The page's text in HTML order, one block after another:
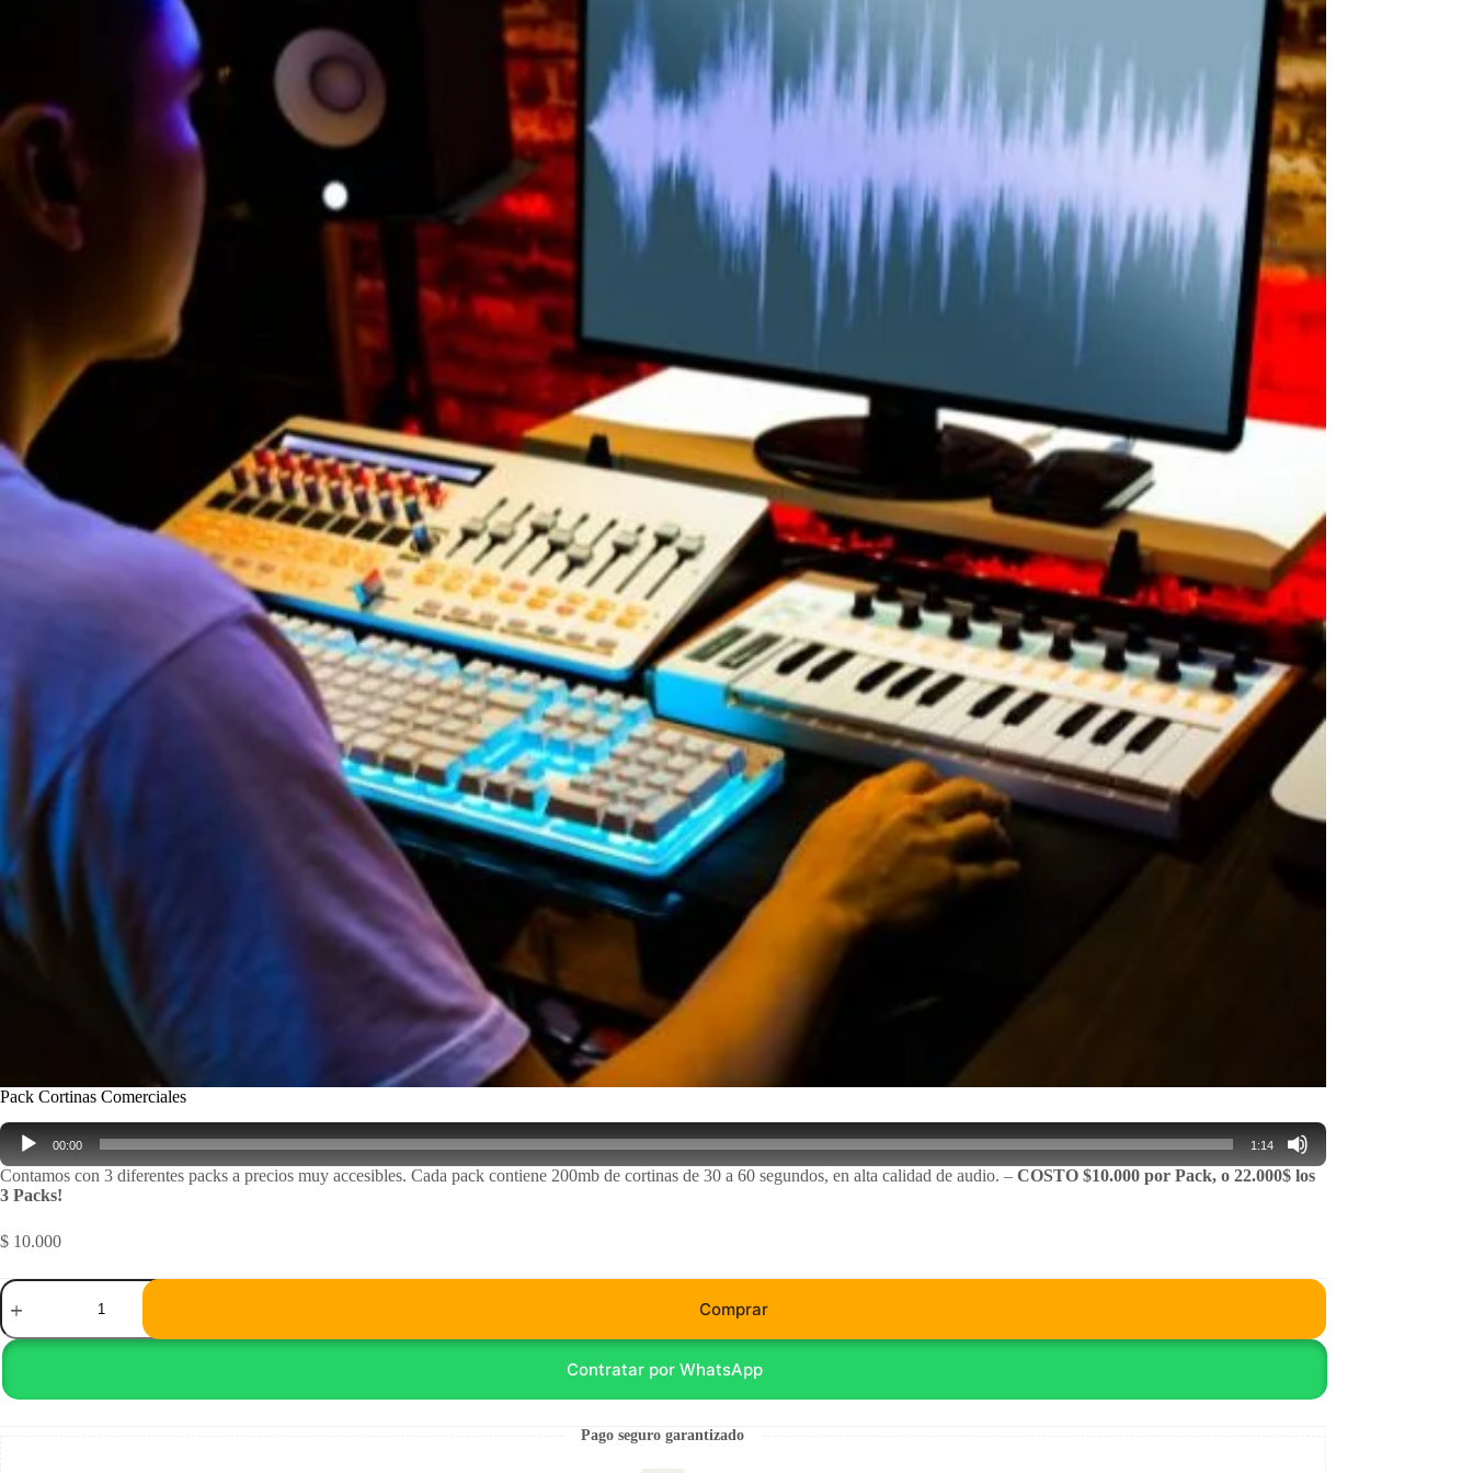
Pack Cortinas Comerciales
Reproductor
audio
00:00 1:14
Contamos con 3 diferentes packs a precios muy accesibles. Cada pack contiene 200mb de cortinas de 30 a 60 segundos, en alta calidad de audio. – COSTO $10.000 por Pack, o 22.000$ los
3 Packs!
$ 10.000
Pack
Cortinas
Comerciales
cantidad
Comprar
Contratar por WhatsApp
Pago seguro garantizado